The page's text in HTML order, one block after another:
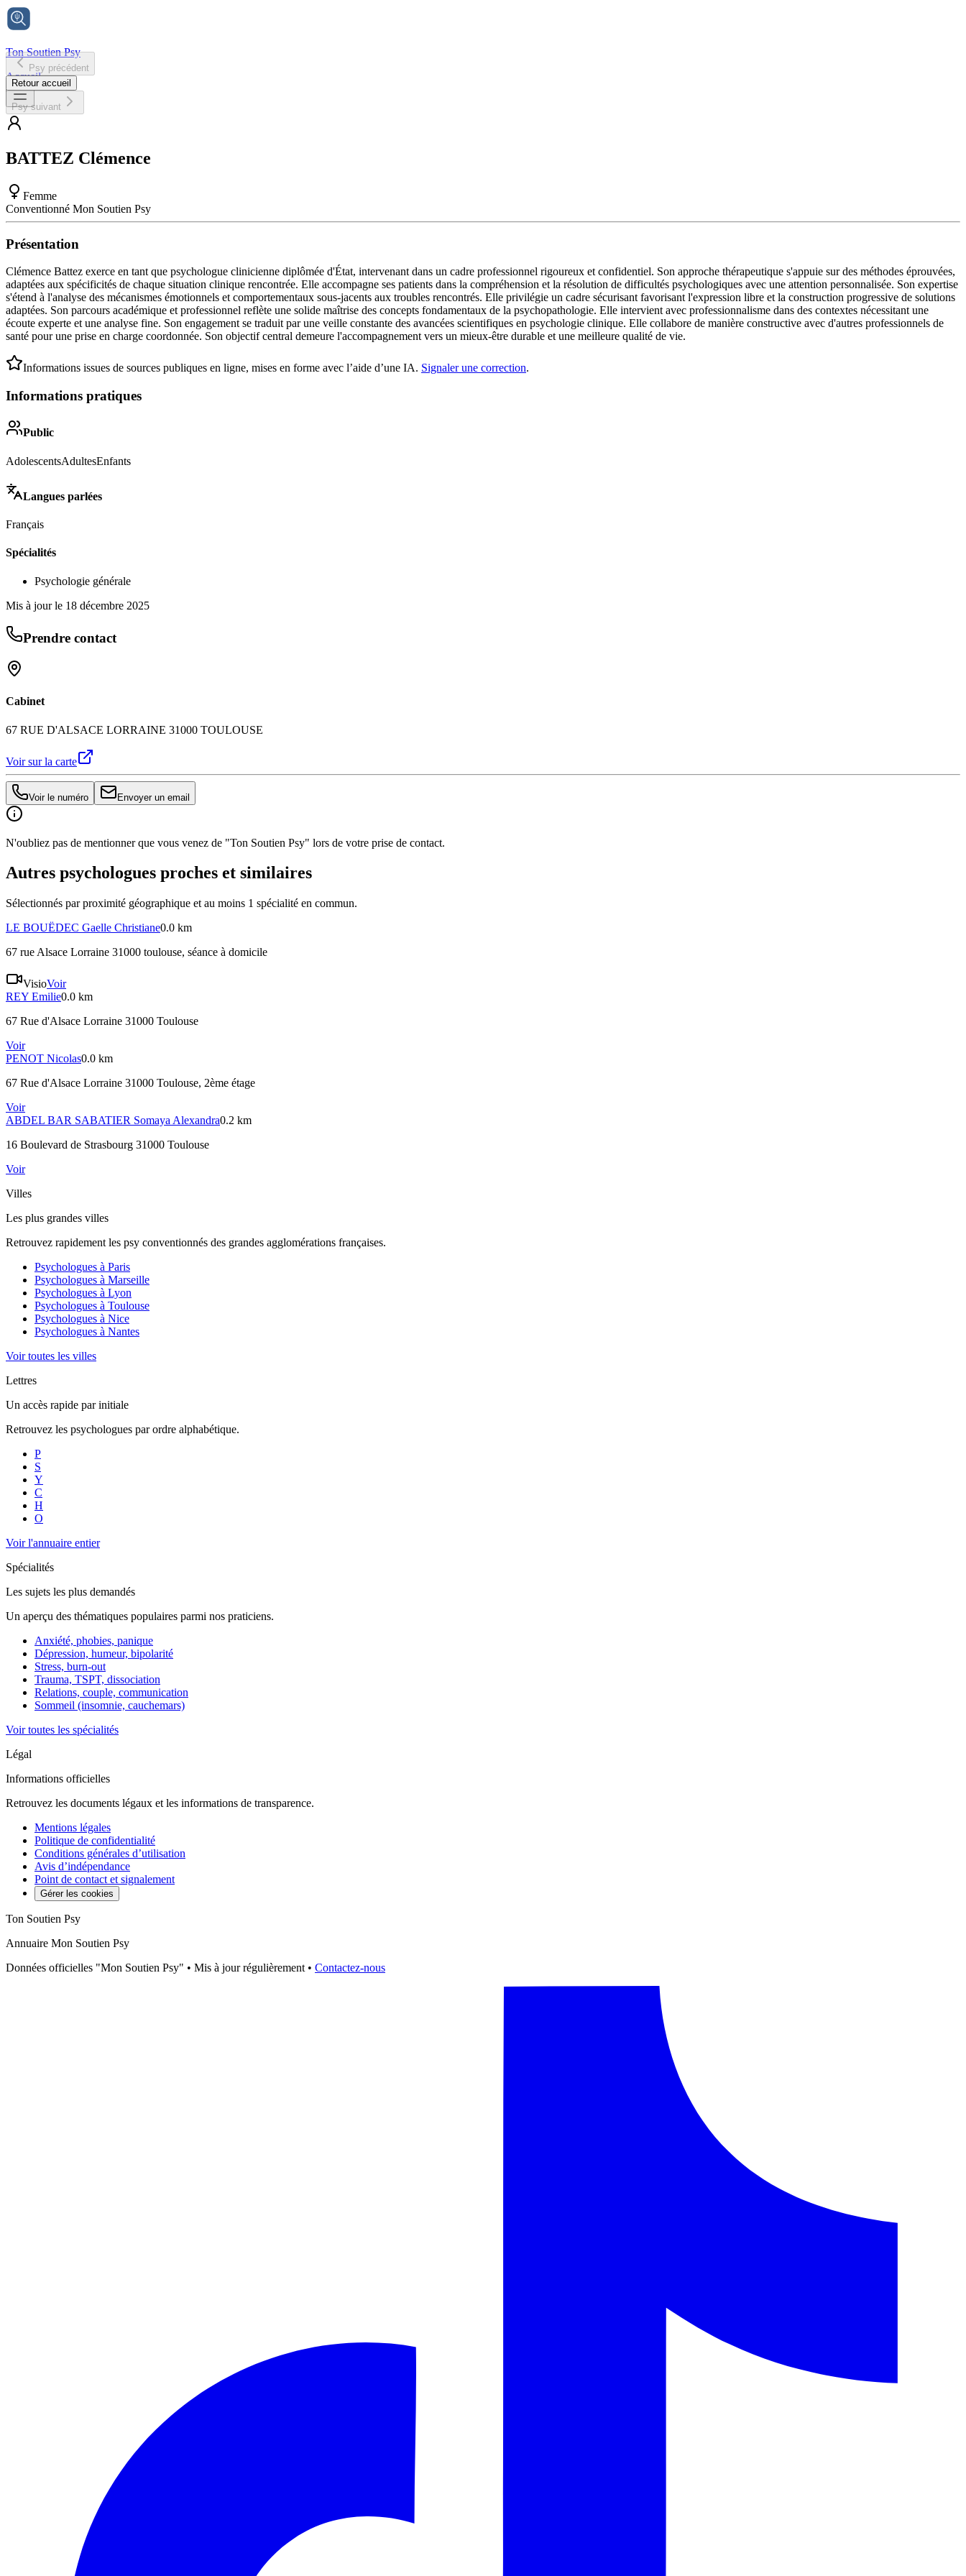
Ton Soutien Psy
Accueil
Psy précédent
Retour accueil
Psy suivant
BATTEZ Clémence
Femme
Conventionné Mon Soutien Psy
Présentation
Clémence Battez exerce en tant que psychologue clinicienne diplômée d'État, intervenant dans un cadre professionnel rigoureux et confidentiel. Son approche thérapeutique s'appuie sur des méthodes éprouvées,
adaptées aux spécificités de chaque situation clinique rencontrée. Elle accompagne ses patients dans la compréhension et la résolution de difficultés psychologiques avec une attention personnalisée. Son expertise
s'étend à l'analyse des mécanismes émotionnels et comportementaux sous-jacents aux troubles rencontrés. Elle privilégie un cadre sécurisant favorisant l'expression libre et la construction progressive de solutions
adaptées. Son parcours académique et professionnel reflète une solide maîtrise des concepts fondamentaux de la psychopathologie. Elle intervient avec professionnalisme dans des contextes nécessitant une
écoute experte et une analyse fine. Son engagement se traduit par une veille constante des avancées scientifiques en psychologie clinique. Elle collabore de manière constructive avec d'autres professionnels de
santé pour une prise en charge coordonnée. Son objectif central demeure l'accompagnement vers un mieux-être durable et une meilleure qualité de vie.
Informations issues de sources publiques en ligne, mises en forme avec l’aide d’une IA. Signaler une correction.
Informations pratiques
Public
AdolescentsAdultesEnfants
Langues parlées
Français
Spécialités
Psychologie générale
Mis à jour le 18 décembre 2025
Prendre contact
Cabinet
67 RUE D'ALSACE LORRAINE 31000 TOULOUSE
Voir sur la carte
Voir le numéro Envoyer un email
N'oubliez pas de mentionner que vous venez de "Ton Soutien Psy" lors de votre prise de contact.
Autres psychologues proches et similaires
Sélectionnés par proximité géographique et au moins 1 spécialité en commun.
LE BOUËDEC Gaelle Christiane0.0 km
67 rue Alsace Lorraine 31000 toulouse, séance à domicile
VisioVoir
REY Emilie0.0 km
67 Rue d'Alsace Lorraine 31000 Toulouse
Voir
PENOT Nicolas0.0 km
67 Rue d'Alsace Lorraine 31000 Toulouse, 2ème étage
Voir
ABDEL BAR SABATIER Somaya Alexandra0.2 km
16 Boulevard de Strasbourg 31000 Toulouse
Voir
Villes
Les plus grandes villes
Retrouvez rapidement les psy conventionnés des grandes agglomérations françaises.
Psychologues à Paris
Psychologues à Marseille
Psychologues à Lyon
Psychologues à Toulouse
Psychologues à Nice
Psychologues à Nantes
Voir toutes les villes
Lettres
Un accès rapide par initiale
Retrouvez les psychologues par ordre alphabétique.
P
S
Y
C
H
O
Voir l'annuaire entier
Spécialités
Les sujets les plus demandés
Un aperçu des thématiques populaires parmi nos praticiens.
Anxiété, phobies, panique
Dépression, humeur, bipolarité
Stress, burn-out
Trauma, TSPT, dissociation
Relations, couple, communication
Sommeil (insomnie, cauchemars)
Voir toutes les spécialités
Légal
Informations officielles
Retrouvez les documents légaux et les informations de transparence.
Mentions légales
Politique de confidentialité
Conditions générales d’utilisation
Avis d’indépendance
Point de contact et signalement
Gérer les cookies
Ton Soutien Psy
Annuaire Mon Soutien Psy
Données officielles "Mon Soutien Psy" • Mis à jour régulièrement • Contactez-nous